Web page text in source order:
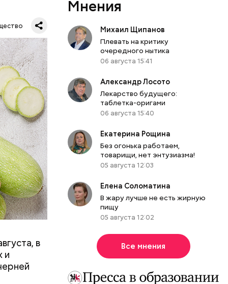
в
и
у
Мнения
Михаил Щипанов
Плевать на критику
очередного нытика
06 августа 15:41
Александр Лосото
Лекарство будущего:
таблетка-оригами
06 августа 15:40
Екатерина Рощина
Без огонька работаем,
товарищи, нет энтузиазма!
05 августа 12:03
Елена Соломатина
В жару лучше не есть жирную
пищу
05 августа 12:02
Все мнения